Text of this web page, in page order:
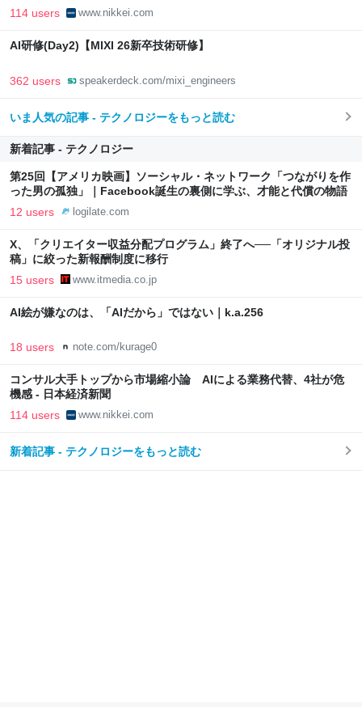
114 users www.nikkei.com
AI研修(Day2)【MIXI 26新卒技術研修】
362 users speakerdeck.com/mixi_engineers
いま人気の記事 - テクノロジーをもっと読む
新着記事 - テクノロジー
第25回【アメリカ映画】ソーシャル・ネットワーク「つながりを作
った男の孤独」｜Facebook誕生の裏側に学ぶ、才能と代償の物語
12 users logilate.com
X、「クリエイター収益分配プログラム」終了へ──「オリジナル投
稿」に絞った新報酬制度に移行
15 users www.itmedia.co.jp
AI絵が嫌なのは、「AIだから」ではない｜k.a.256
18 users note.com/kurage0
コンサル大手トップから市場縮小論 AIによる業務代替、4社が危
機感 - 日本経済新聞
114 users www.nikkei.com
新着記事 - テクノロジーをもっと読む